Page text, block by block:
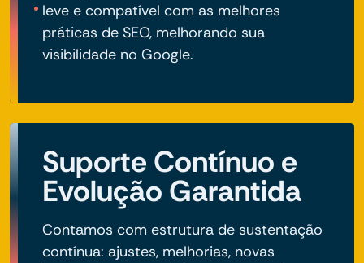
leve e compatível com as melhores
práticas de SEO, melhorando sua
visibilidade no Google.
Suporte Contínuo e
Evolução Garantida
Contamos com estrutura de sustentação
contínua: ajustes, melhorias, novas